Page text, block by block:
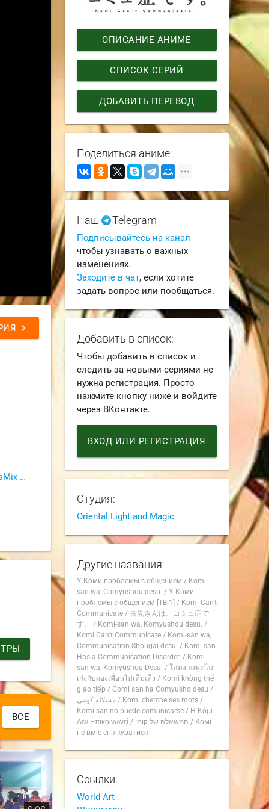
chevron_right
Shiroi Kitsune (Angenko & DenisMix & eerie & Jennessy & Molnienosets & Smetana)
ВСЕ
ОПИСАНИЕ АНИМЕ
СПИСОК СЕРИЙ
ДОБАВИТЬ ПЕРЕВОД
Поделиться аниме:
Наш Telegram
Подписывайтесь на канал
чтобы узнавать о важных
изменениях.
Заходите в чат, если хотите
задать вопрос или пообщаться.
Добавить в список:
Чтобы добавить в список и
следить за новыми сериями не
нужна регистрация. Просто
нажмите кнопку ниже и войдите
через ВКонтакте.
ВХОД ИЛИ РЕГИСТРАЦИЯ
Студия:
Oriental Light and Magic
Другие названия:
У Коми проблемы с общением / Komi-
san wa, Comyushou desu. / У Коми
проблемы с общением [ТВ-1] / Komi Can't
Communicate/ 古見さんは、コミュ症で
す。
/ Komi-san wa, Komyushou desu. /
Komi Can’t Communicate/ Komi-san wa,
Communication Shougai desu. / Komi-san
Has a Communication Disorder. / Komi-
san wa, Komyushou Desu. / โฉมงามพูดไม่
เก่งกับผองเพื่อนไม่เต็มเต็ง / Komi không thể
giao tiếp / Comi san ha Comyusho desu /
مشكلة كومي/ Komi cherche ses mots/
Komi-san no puede comunicarse/ Η Κόμι
Δεν Επικοινωνεί/ המשאלה של קומי / Комі
не вміє спілкуватися
Ссылки:
World Art